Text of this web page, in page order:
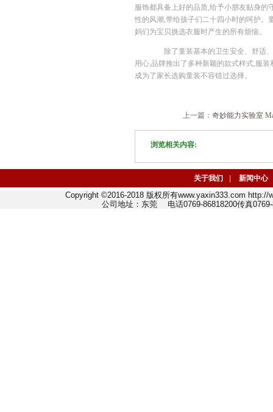
服饰都具备上好的品质,给予小朋友贴身
性的风潮,带给孩子们二十四小时的呵护。
妈们为宝贝挑选衣服时产生的所有烦恼。
除了童装基本的卫生安全、舒适、
用心,品牌推出了多种新颖的款式样式,服
成为了家长选购童装不容错过选择。
上一篇： 奇妙能力实验室
浏览相关内容:
关于我们 新闻中心
Copyright ©2016-2018 版权所有www.yaxin333.com
公司地址：东莞 电话0769-86818200传真